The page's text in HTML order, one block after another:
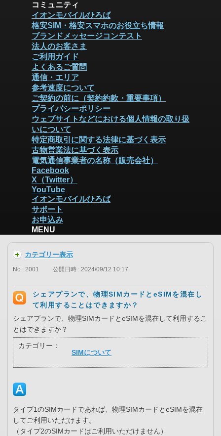
コミュニティ
イオンモバイルひろば
格安SIM・格安スマホのお役立ち情報
ブランドメッセージコンテスト
法人のお客さま
ご利用ガイド
よくあるご質問
通信・エリア
参考速度について
ご契約の前に（契約約款・重要事項）
プライバシーポリシー
ウェブサイトなどにおける個人情報の取り扱
いについて
特定商取引に関する法律に基づく表示
古物営業法に基づく表示
電気通信事業者の名称（販売会社）
Facebook
X（Twitter）
YouTube
イオンモバイルひろば
サポート
お申込み
MENU
カテゴリー表示
No : 2001 公開日時 : 2024/09/12 10:17
シェアプランで、物理SIMカードとeSIMを混在し
て利用することはできますか？
シェアプランで、物理SIMカードとeSIMを混在して利用するこ
とはできますか？
カテゴリー：
SIMについて
タイプ1のSIMカードであれば、物理SIMカードとeSIMを混在
してご利用いただけます。
（タイプ2のSIMカードはご利用いただけません）